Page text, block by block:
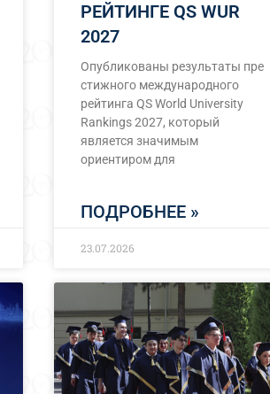
РЕЙТИНГЕ QS WUR
2027
Опубликованы результаты пре
стижного международного
рейтинга QS World University
Rankings 2027, который
является значимым
ориентиром для
ПОДРОБНЕЕ »
23.07.2026